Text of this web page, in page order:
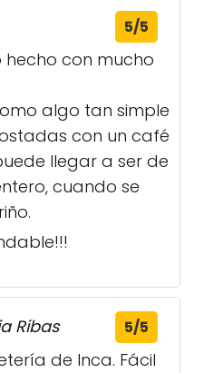
5/5
hecho con mucho
algo tan simple
con un café
llegar a ser de
cuando se
Ribas 5/5
de Inca. Fácil